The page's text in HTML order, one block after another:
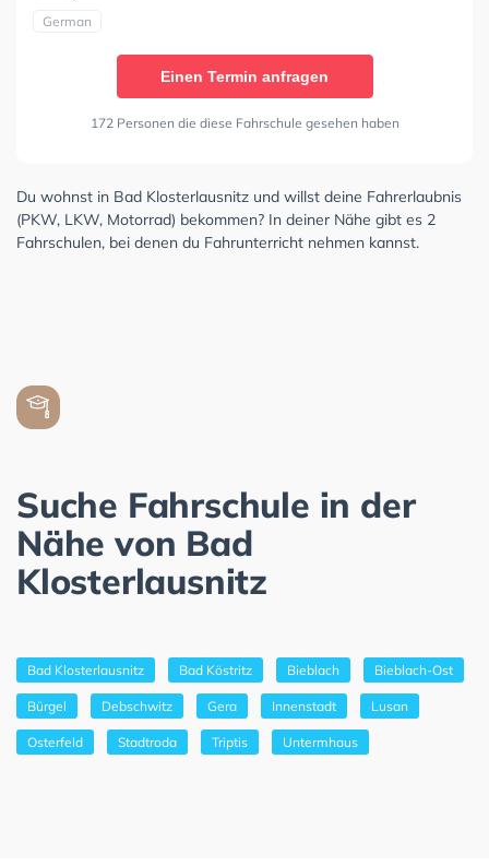
German
Einen Termin anfragen
172 Personen die diese Fahrschule gesehen haben
Du wohnst in Bad Klosterlausnitz und willst deine Fahrerlaubnis
(PKW, LKW, Motorrad) bekommen? In deiner Nähe gibt es 2
Fahrschulen, bei denen du Fahrunterricht nehmen kannst.
Suche Fahrschule in der
Nähe von Bad
Klosterlausnitz
Bad Klosterlausnitz Bad Köstritz Bieblach Bieblach-Ost
Bürgel Debschwitz Gera Innenstadt Lusan
Osterfeld Stadtroda Triptis Untermhaus